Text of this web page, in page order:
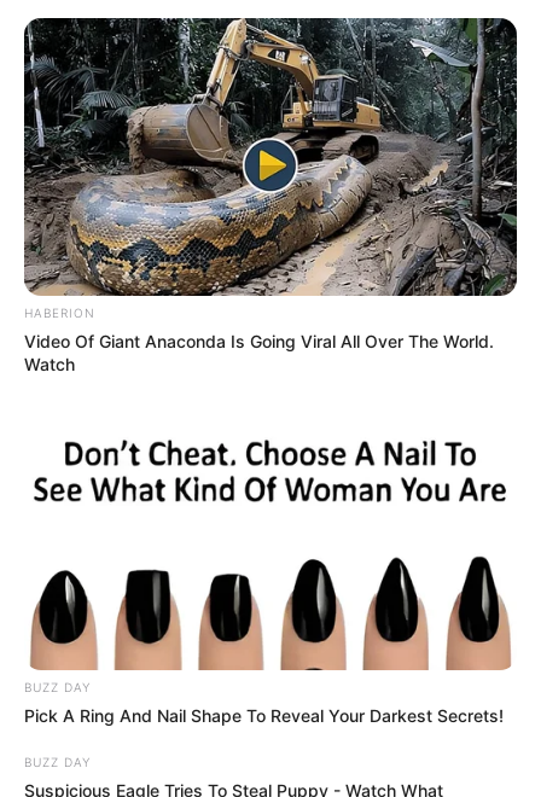
-ad3
O resgate foi feito antes do profissional assumir seu plantão de
trabalho.
🩺 Atenção imediata
O enfermeiro Gelson Naissinger Rosa, de 40 anos e residente
de Jari, dirigia-se à cidade de Quevedos na noite de 4 de janeiro
quando avistou umacaminhonete Hiluxfora da pista e tomada
🌊 Situação crítica no veículo
segurança
, com a água prestes a cobrir completamente a
caminhonete. Sem hesitar, ele entrou na água fria e retirou as
vítimas.
HABERION
Video Of Giant Anaconda Is Going Viral All Over The World.
Watch
BUZZ DAY
Pick A Ring And Nail Shape To Reveal Your Darkest Secrets!
BUZZ DAY
Suspicious Eagle Tries To Steal Puppy - Watch What